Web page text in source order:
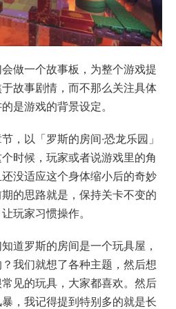
做一个故事板，为整个游戏提
故事剧情，而不那么关注具体
是游戏的背景设定。
，以「罗斯的房间·恐龙乐园」
时候，玩家或者说游戏里的角
没适应这个身体缩小后的奇妙
的思路就是，保持关卡不变的
玩家习惯操作。
道罗斯的房间是一个玩具屋，
我们就想了各种主题，然后想
见的玩具，大家都喜欢。然后
，我记得提到特别多的就是长